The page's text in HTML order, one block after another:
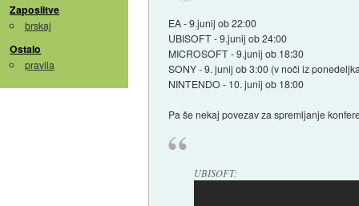
Zaposlitve
brskaj
Ostalo
pravila
EA - 9.junij ob 22:00
UBISOFT - 9.junij ob 24:00
MICROSOFT - 9.junij ob 18:30
SONY - 9. junij ob 3:00 (v noči iz
NINTENDO - 10. junij ob 18:00
Pa še nekaj povezav za spremljanje
UBISOFT: